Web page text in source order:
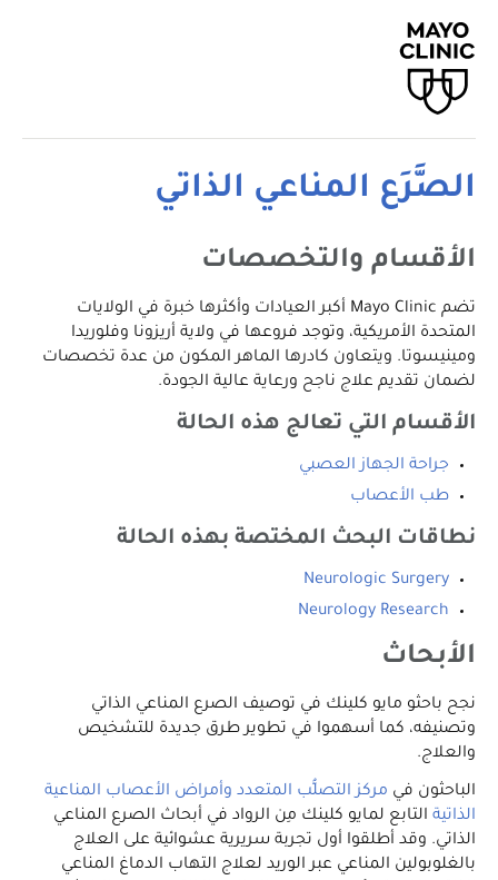
الصَّرَع المناعي الذاتي
الأقسام والتخصصات
تضم Mayo Clinic أكبر العيادات وأكثرها خبرة في الولايات
المتحدة الأمريكية، وتوجد فروعها في ولاية أريزونا وفلوريدا
ومينيسوتا. ويتعاون كادرها الماهر المكون من عدة تخصصات
لضمان تقديم علاج ناجح ورعاية عالية الجودة.
الأقسام التي تعالج هذه الحالة
جراحة الجهاز العصبي
طب الأعصاب
نطاقات البحث المختصة بهذه الحالة
Neurologic Surgery
Neurology Research
الأبحاث
نجح باحثو مايو كلينك في توصيف الصرع المناعي الذاتي
وتصنيفه، كما أسهموا في تطوير طرق جديدة للتشخيص
والعلاج.
الباحثون في مركز التصلُّب المتعدد وأمراض الأعصاب المناعية
الذاتية التابع لمايو كلينك مِن الرواد في أبحاث الصرع المناعي
الذاتي. وقد أطلقوا أول تجربة سريرية عشوائية على العلاج
بالغلوبولين المناعي عبر الوريد لعلاج التهاب الدماغ المناعي